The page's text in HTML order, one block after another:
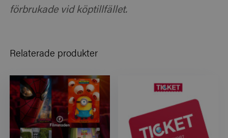
förbrukade vid köptillfället.
Relaterade produkter